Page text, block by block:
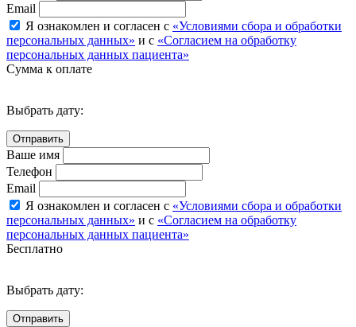
Email
Я ознакомлен и согласен с «Условиями сбора и обработки
персональных данных» и с «Согласием на обработку
персональных данных пациента»
Сумма к оплате
Выбрать дату:
Ваше имя
Телефон
Email
Я ознакомлен и согласен с «Условиями сбора и обработки
персональных данных» и с «Согласием на обработку
персональных данных пациента»
Бесплатно
Выбрать дату: